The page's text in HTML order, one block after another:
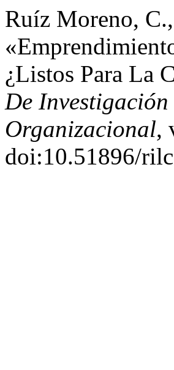
Ruíz Moreno,
¿Listos Para La
De
Organizacional,
doi:10.51896/